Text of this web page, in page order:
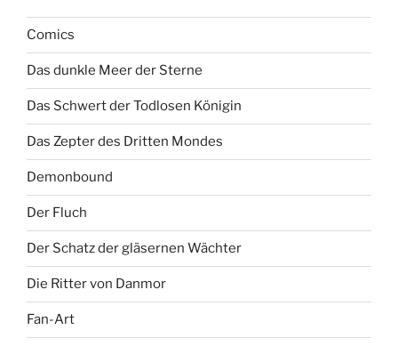
Comics
Das dunkle Meer der Sterne
Das Schwert der Todlosen Königin
Das Zepter des Dritten Mondes
Demonbound
Der Fluch
Der Schatz der gläsernen Wächter
Die Ritter von Danmor
Fan-Art